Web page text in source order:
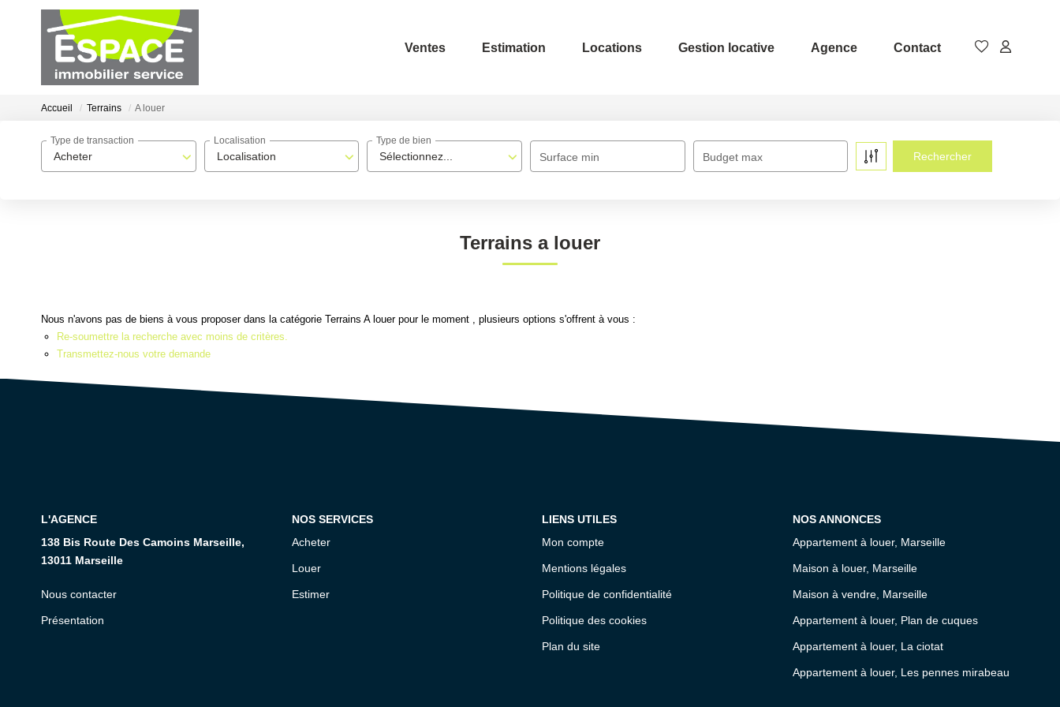
Ventes Estimation Locations Gestion locative Agence Contact
Accueil Terrains A louer
Acheter
Type de transaction
Localisation
Localisation
Sélectionnez...
Type de bien
Surface min Budget max
Terrains a louer
Nous n'avons pas de biens à vous proposer dans la catégorie Terrains A louer pour le moment , plusieurs options s'offrent à vous :
Re-soumettre la recherche avec moins de critères.
Transmettez-nous votre demande
L'AGENCE
138 Bis Route Des Camoins Marseille,
13011 Marseille
Nous contacter
Présentation
NOS SERVICES
Acheter
Louer
Estimer
LIENS UTILES
Mon compte
Mentions légales
Politique de confidentialité
Politique des cookies
Plan du site
NOS ANNONCES
Appartement à louer, Marseille
Maison à louer, Marseille
Maison à vendre, Marseille
Appartement à louer, Plan de cuques
Appartement à louer, La ciotat
Appartement à louer, Les pennes mirabeau